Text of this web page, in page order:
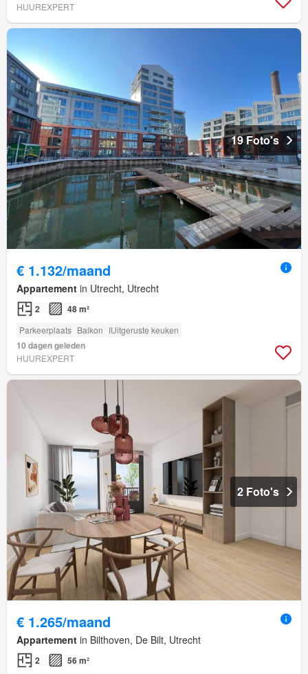
HUUREXPERT
19 Foto's
€ 1.132/maand
Appartement in Utrecht, Utrecht
2 48 m²
Parkeerplaats Balkon IUitgeruste keuken
10 dagen geleden
HUUREXPERT
2 Foto's
€ 1.265/maand
Appartement in Bilthoven, De Bilt, Utrecht
2 56 m²